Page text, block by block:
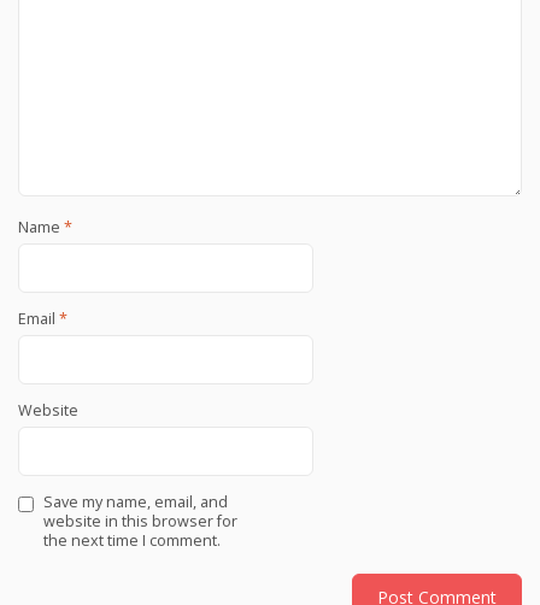
Name *
Email *
Website
Save my name, email, and
website in this browser for
the next time I comment.